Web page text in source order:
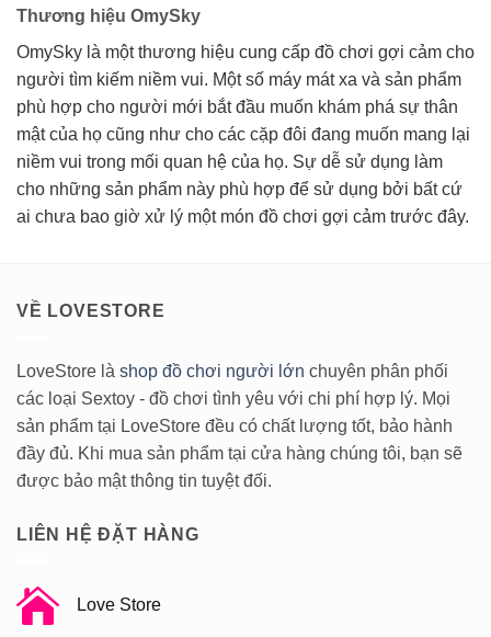
Thương hiệu OmySky
OmySky là một thương hiệu cung cấp đồ chơi gợi cảm cho
người tìm kiếm niềm vui. Một số máy mát xa và sản phẩm
phù hợp cho người mới bắt đầu muốn khám phá sự thân
mật của họ cũng như cho các cặp đôi đang muốn mang lại
niềm vui trong mối quan hệ của họ. Sự dễ sử dụng làm
cho những sản phẩm này phù hợp để sử dụng bởi bất cứ
ai chưa bao giờ xử lý một món đồ chơi gợi cảm trước đây.
VỀ LOVESTORE
LoveStore là shop đồ chơi người lớn chuyên phân phối
các loại Sextoy - đồ chơi tình yêu với chi phí hợp lý. Mọi
sản phẩm tại LoveStore đều có chất lượng tốt, bảo hành
đầy đủ. Khi mua sản phẩm tại cửa hàng chúng tôi, bạn sẽ
được bảo mật thông tin tuyệt đối.
LIÊN HỆ ĐẶT HÀNG
Love Store